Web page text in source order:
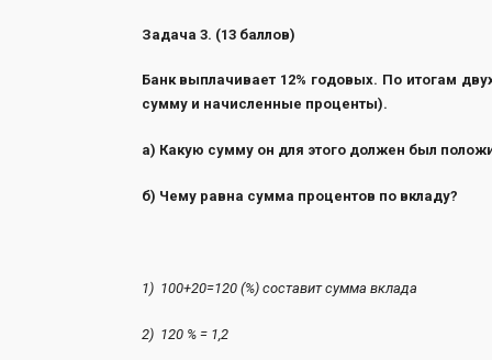
Задача 3. (13 баллов)
Банк выплачивает 12% годовых. По итогам
сумму и начисленные проценты).
а) Какую сумму он для этого должен был
б) Чему равна сумма процентов по вкладу?
1) 100+20=120 (%) составит
2) 120 % =